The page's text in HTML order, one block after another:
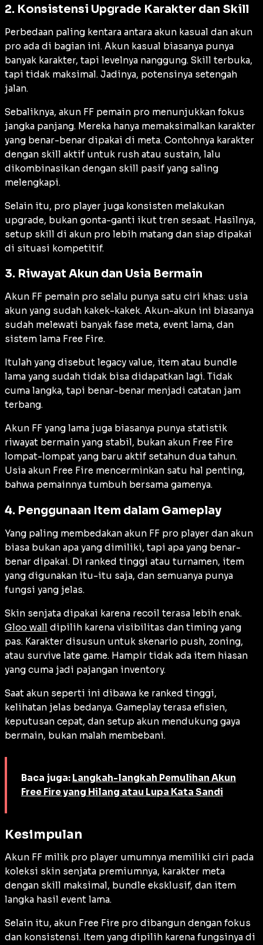
2. Konsistensi Upgrade Karakter dan Skill
Perbedaan paling kentara antara akun kasual dan akun
pro ada di bagian ini. Akun kasual biasanya punya
banyak karakter, tapi levelnya nanggung. Skill terbuka,
tapi tidak maksimal. Jadinya, potensinya setengah
jalan.
Sebaliknya, akun FF pemain pro menunjukkan fokus
jangka panjang. Mereka hanya memaksimalkan karakter
yang benar-benar dipakai di meta. Contohnya karakter
dengan skill aktif untuk rush atau sustain, lalu
dikombinasikan dengan skill pasif yang saling
melengkapi.
Selain itu, pro player juga konsisten melakukan
upgrade, bukan gonta-ganti ikut tren sesaat. Hasilnya,
setup skill di akun pro lebih matang dan siap dipakai
di situasi kompetitif.
3. Riwayat Akun dan Usia Bermain
Akun FF pemain pro selalu punya satu ciri khas: usia
akun yang sudah kakek-kakek. Akun-akun ini biasanya
sudah melewati banyak fase meta, event lama, dan
sistem lama Free Fire.
Itulah yang disebut legacy value, item atau bundle
lama yang sudah tidak bisa didapatkan lagi. Tidak
cuma langka, tapi benar-benar menjadi catatan jam
terbang.
Akun FF yang lama juga biasanya punya statistik
riwayat bermain yang stabil, bukan akun Free Fire
lompat-lompat yang baru aktif setahun dua tahun.
Usia akun Free Fire mencerminkan satu hal penting,
bahwa pemainnya tumbuh bersama gamenya.
4. Penggunaan Item dalam Gameplay
Yang paling membedakan akun FF pro player dan akun
biasa bukan apa yang dimiliki, tapi apa yang benar-
benar dipakai. Di ranked tinggi atau turnamen, item
yang digunakan itu-itu saja, dan semuanya punya
fungsi yang jelas.
Skin senjata dipakai karena recoil terasa lebih enak.
Gloo wall dipilih karena visibilitas dan timing yang
pas. Karakter disusun untuk skenario push, zoning,
atau survive late game. Hampir tidak ada item hiasan
yang cuma jadi pajangan inventory.
Saat akun seperti ini dibawa ke ranked tinggi,
kelihatan jelas bedanya. Gameplay terasa efisien,
keputusan cepat, dan setup akun mendukung gaya
bermain, bukan malah membebani.
Baca juga: Langkah-langkah Pemulihan Akun
Free Fire yang Hilang atau Lupa Kata Sandi
Kesimpulan
Akun FF milik pro player umumnya memiliki ciri pada
koleksi skin senjata premiumnya, karakter meta
dengan skill maksimal, bundle eksklusif, dan item
langka hasil event lama.
Selain itu, akun Free Fire pro dibangun dengan fokus
dan konsistensi. Item yang dipilih karena fungsinya di